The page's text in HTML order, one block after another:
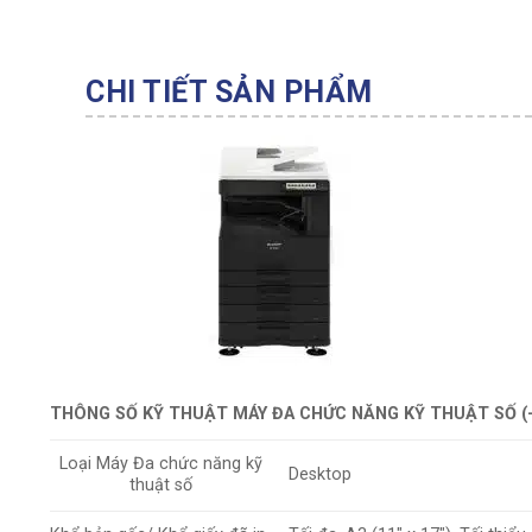
CHI TIẾT SẢN PHẨM
THÔNG SỐ KỸ THUẬT MÁY ĐA CHỨC NĂNG KỸ THUẬT SỐ
Loại Máy Đa chức năng kỹ
thuật số
Desktop